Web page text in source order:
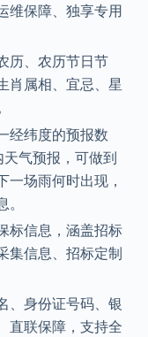
维保障、独享专用
历、农历节日节
肖属相、宜忌、星
经纬度的预报数
气预报，可做到
一场雨何时出现，
标信息，涵盖招标
集信息、招标定制
、身份证号码、银
直联保障，支持全